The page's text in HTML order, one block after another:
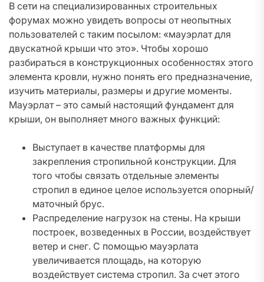
В сети на специализированных строительных
форумах можно увидеть вопросы от неопытных
пользователей с таким посылом: «мауэрлат для
двускатной крыши что это». Чтобы хорошо
разбираться в конструкционных особенностях этого
элемента кровли, нужно понять его предназначение,
изучить материалы, размеры и другие моменты.
Мауэрлат – это самый настоящий фундамент для
крыши, он выполняет много важных функций:
Выступает в качестве платформы для
закрепления стропильной конструкции. Для
того чтобы связать отдельные элементы
стропил в единое целое используется опорный/
маточный брус.
Распределение нагрузок на стены. На крыши
построек, возведенных в России, воздействует
ветер и снег. С помощью мауэрлата
увеличивается площадь, на которую
воздействует система стропил. За счет этого